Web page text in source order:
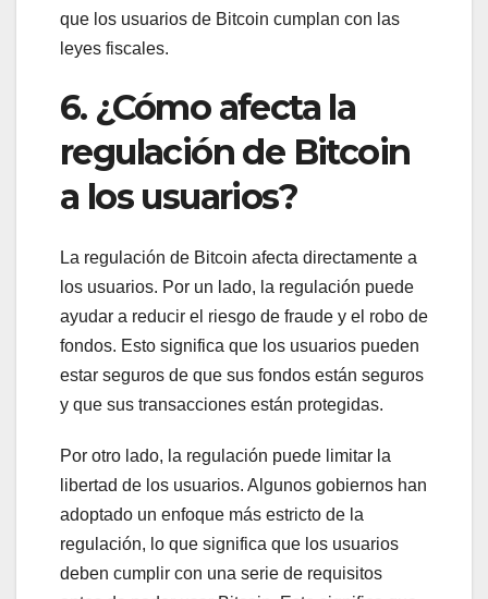
que los usuarios de Bitcoin cumplan con las
leyes fiscales.
6. ¿Cómo afecta la
regulación de Bitcoin
a los usuarios?
La regulación de Bitcoin afecta directamente a
los usuarios. Por un lado, la regulación puede
ayudar a reducir el riesgo de fraude y el robo de
fondos. Esto significa que los usuarios pueden
estar seguros de que sus fondos están seguros
y que sus transacciones están protegidas.
Por otro lado, la regulación puede limitar la
libertad de los usuarios. Algunos gobiernos han
adoptado un enfoque más estricto de la
regulación, lo que significa que los usuarios
deben cumplir con una serie de requisitos